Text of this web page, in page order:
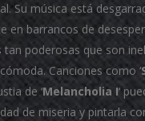
Su música está
en barrancos de
poderosas que son
Canciones como ‘
de ‘Melancholia I‘
de miseria y pintarla